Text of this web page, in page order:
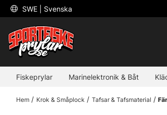
SWE | Svenska
Fiskeprylar Marinelektronik & Båt
Hem Krok & Småplock Tafsar & Tafsmaterial